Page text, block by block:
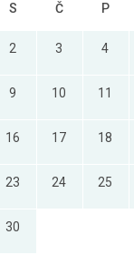
S Č P
2 3 4
9 10 11
16 17 18
23 24 25
30